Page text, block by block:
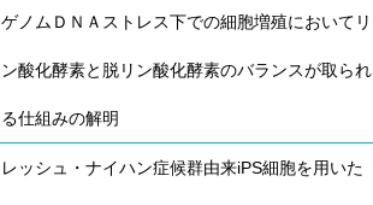
ゲノムＤＮＡストレス下での細胞増殖においてリ
ン酸化酵素と脱リン酸化酵素のバランスが取られ
る仕組みの解明
レッシュ・ナイハン症候群由来iPS細胞を用いた